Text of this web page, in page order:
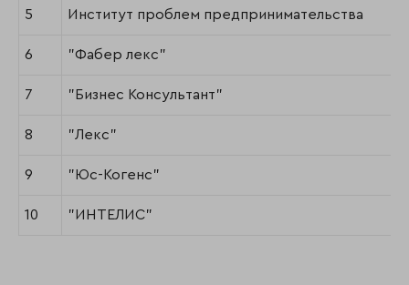
5 Институт проблем предпринимательства
6 "Фабер лекс"
7 "Бизнес Консультант"
8 "Лекс"
9 "Юс-Когенс"
10 "ИНТЕЛИС"